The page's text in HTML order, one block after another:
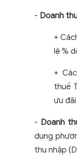
- Doanh
+
lệ %
+
thuế
ưu đãi
- Doanh
dụng
thu nhập